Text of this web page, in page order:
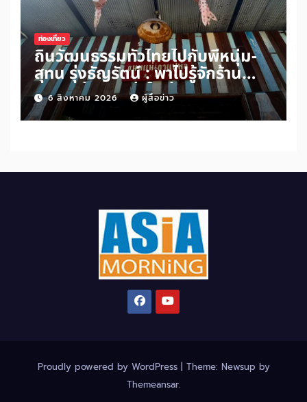
ท่องเที่ยว
ถิ่นวัฒนธรรมทั่วไทยไปกับพี่หนุ่ม-
สุทน รุ่งธัญรัตน์ : พาไปรู้จักร้าน
ขนมแม่กาแฟพ่อในย่านสวนเกษตร
อำเภออัมพวา จังหวัดสมุทรสงคราม
6 สิงหาคม 2026 ผู้สื่อข่าว
Proudly powered by WordPress
Theme: Newsup by
Themeansar.